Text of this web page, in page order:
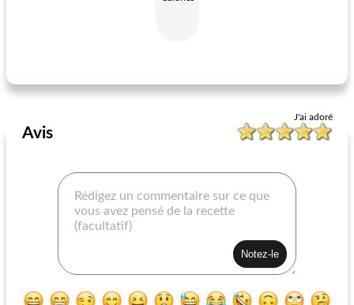
J'ai adoré
Avis